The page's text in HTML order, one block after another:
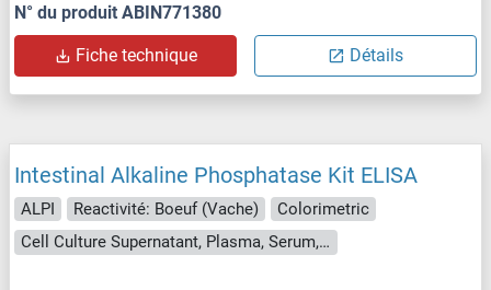
N° du produit ABIN771380
Fiche technique Détails
Intestinal Alkaline Phosphatase Kit ELISA
ALPI Reactivité: Boeuf (Vache)
Colorimetric
Cell Culture Supernatant, Plasma, Serum, Tissue Homogenate